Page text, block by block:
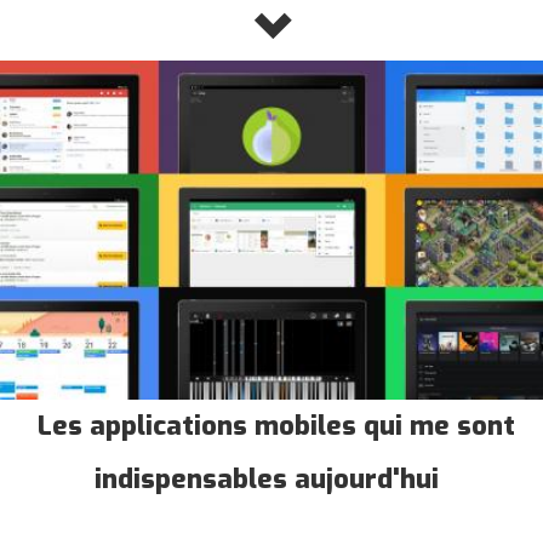
Les applications mobiles qui me sont
indispensables aujourd'hui